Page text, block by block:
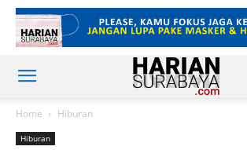
Home Hiburan
Hiburan